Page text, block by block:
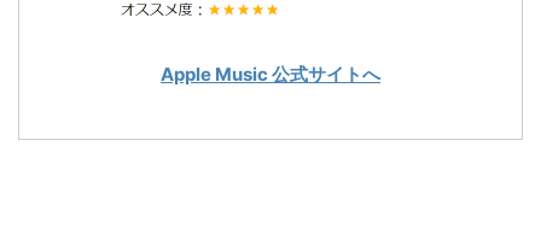
Apple Music 公式サイトへ